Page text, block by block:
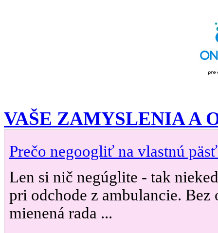
VAŠE ZAMYSLENIA A
Prečo negoogliť na vlastnú
Len si nič negúglite - tak
pri odchode z ambulancie.
mienená rada ...